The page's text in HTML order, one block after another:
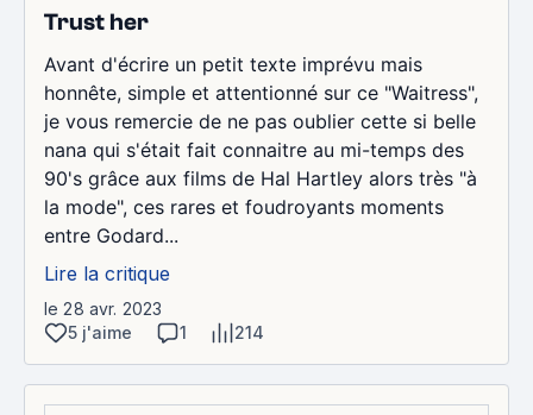
Trust her
Avant d'écrire un petit texte imprévu mais
honnête, simple et attentionné sur ce "Waitress",
je vous remercie de ne pas oublier cette si belle
nana qui s'était fait connaitre au mi-temps des
90's grâce aux films de Hal Hartley alors très "à
la mode", ces rares et foudroyants moments
entre Godard...
Lire la critique
le 28 avr. 2023
5 j'aime
1 214